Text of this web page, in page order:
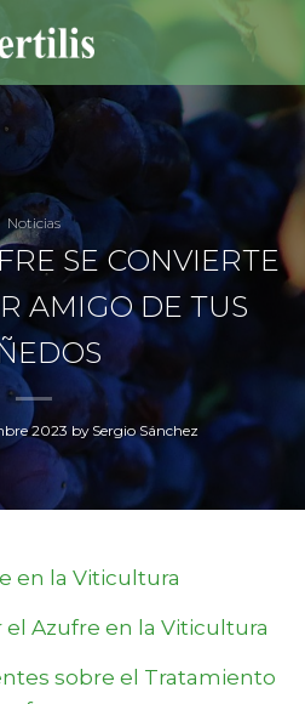
Noticias
SE CONVIERTE
AMIGO DE TUS
2023 by Sergio Sánchez
en la Viticultura
Azufre en la Viticultura
sobre el Tratamiento